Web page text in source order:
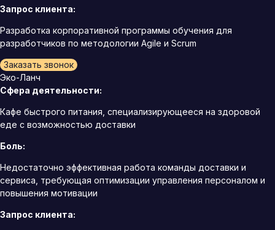
Запрос клиента:
Разработка корпоративной программы обучения для
разработчиков по методологии Agile и Scrum
Заказать звонок
Эко-Ланч
Сфера деятельности:
Кафе быстрого питания, специализирующееся на здоровой
еде с возможностью доставки
Боль:
Недостаточно эффективная работа команды доставки и
сервиса, требующая оптимизации управления персоналом и
повышения мотивации
Запрос клиента: